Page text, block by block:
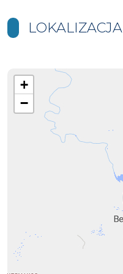
LOKALIZACJA
+
−